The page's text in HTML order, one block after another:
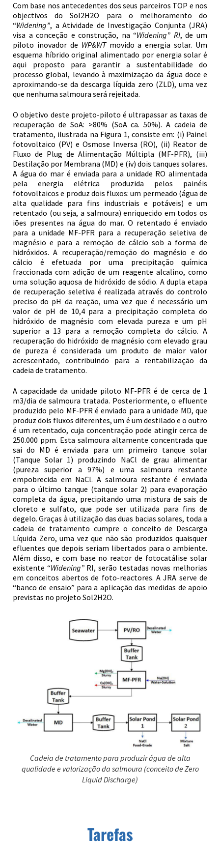
Com base nos antecedentes dos seus parceiros TOP e nos
objectivos do Sol2H2O para o melhoramento do
“Widening”, a Atividade de Investigação Conjunta (JRA)
visa a conceção e construção, na “Widening” RI, de um
piloto inovador de WP&WTmovido a energia solar. Um
esquema híbrido original alimentado por energia solar é
aqui proposto para garantir a sustentabilidade do
processo global, levando à maximização da água doce e
aproximando-se da descarga líquida zero (ZLD), uma vez
que nenhuma salmoura será rejeitada.
O objetivo deste projeto-piloto é ultrapassar as taxas de
recuperação de SoA: >80% (SoA ca. 50%). A cadeia de
tratamento, ilustrada na Figura 1, consiste em: (i) Painel
fotovoltaico (PV) e Osmose Inversa (RO), (ii) Reator de
Fluxo de Plug de Alimentação Múltipla (MF-PFR), (iii)
Destilação por Membrana (MD) e (iv) dois tanques solares.
A água do mar é enviada para a unidade RO alimentada
pela energia elétrica produzida pelos painéis
fotovoltaicos e produz dois fluxos: um permeado (água de
alta qualidade para fins industriais e potáveis) e um
retentado (ou seja, a salmoura) enriquecido em todos os
iões presentes na água do mar. O retentado é enviado
para a unidade MF-PFR para a recuperação seletiva de
magnésio e para a remoção de cálcio sob a forma de
hidróxidos. A recuperação/remoção do magnésio e do
cálcio é efetuada por uma precipitação química
fraccionada com adição de um reagente alcalino, como
uma solução aquosa de hidróxido de sódio. A dupla etapa
de recuperação seletiva é realizada através do controlo
preciso do pH da reação, uma vez que é necessário um
valor de pH de 10,4 para a precipitação completa do
hidróxido de magnésio com elevada pureza e um pH
superior a 13 para a remoção completa do cálcio. A
recuperação do hidróxido de magnésio com elevado grau
de pureza é considerada um produto de maior valor
acrescentado, contribuindo para a rentabilização da
cadeia de tratamento.
A capacidade da unidade piloto MF-PFR é de cerca de 1
m3/dia de salmoura tratada. Posteriormente, o efluente
produzido pelo MF-PFR é enviado para a unidade MD, que
produz dois fluxos diferentes, um é um destilado e o outro
é um retentado, cuja concentração pode atingir cerca de
250.000 ppm. Esta salmoura altamente concentrada que
sai do MD é enviada para um primeiro tanque solar
(Tanque Solar 1) produzindo NaCl de grau alimentar
(pureza superior a 97%) e uma salmoura restante
empobrecida em NaCl. A salmoura restante é enviada
para o último tanque (tanque solar 2) para evaporação
completa da água, precipitando uma mistura de sais de
cloreto e sulfato, que pode ser utilizada para fins de
degelo. Graças à utilização das duas bacias solares, toda a
cadeia de tratamento cumpre o conceito de Descarga
Líquida Zero, uma vez que não são produzidos quaisquer
efluentes que depois seriam libertados para o ambiente.
Além disso, e com base no reator de fotocatálise solar
existente “Widening”RI, serão testadas novas melhorias
em conceitos abertos de foto-reactores. A JRA serve de
“banco de ensaio” para a aplicação das medidas de apoio
previstas no projeto Sol2H2O.
Cadeia de tratamento para produzir água de alta
qualidade e valorização da salmoura (conceito de Zero
Liquid Discharge)
Tarefas